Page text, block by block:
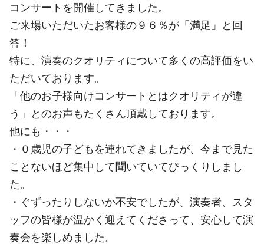
コンサートを開催してきました。
ご来場いただいたお客様の９６％が「満足」と回
答！
特に、演奏のクオリティについて多くの高評価をい
ただいております。
「他のお子様向けコンサートとはクオリティが違
う」とのお声もたくさん頂戴しております。
他にも・・・
・０歳児の子どもを連れてきましたが、今まで見た
ことないほど集中して聞いていてびっくりしまし
た。
・ぐずったりしないか不安でしたが、演奏者、スタ
ッフの皆様が温かく迎えてくださって、安心して演
奏会を楽しめました。